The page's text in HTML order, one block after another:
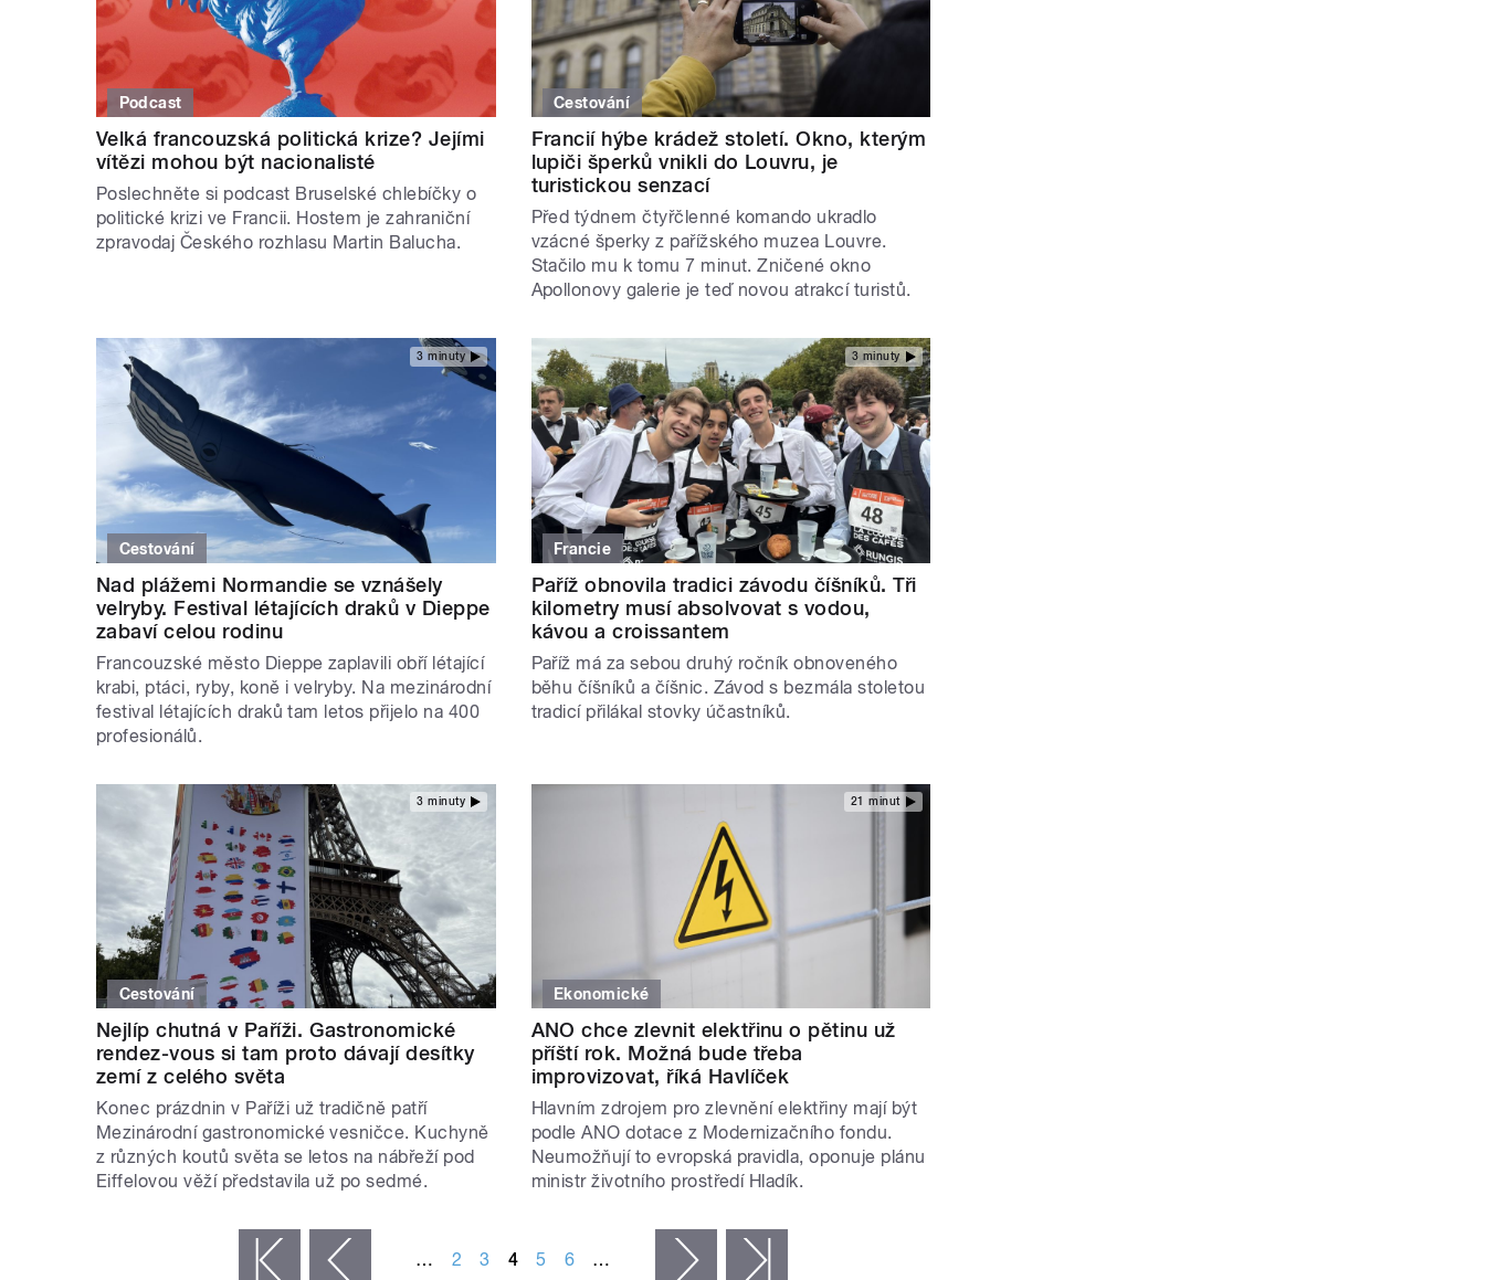
Podcast
Velká francouzská politická krize? Jejími
vítězi mohou být nacionalisté
Poslechněte si podcast Bruselské chlebíčky o
politické krizi ve Francii. Hostem je zahraniční
zpravodaj Českého rozhlasu Martin Balucha.
Cestování
Francií hýbe krádež století. Okno, kterým
lupiči šperků vnikli do Louvru, je
turistickou senzací
Před týdnem čtyřčlenné komando ukradlo
vzácné šperky z pařížského muzea Louvre.
Stačilo mu k tomu 7 minut. Zničené okno
Apollonovy galerie je teď novou atrakcí turistů.
3 minuty
Cestování
Nad plážemi Normandie se vznášely
velryby. Festival létajících draků v Dieppe
zabaví celou rodinu
Francouzské město Dieppe zaplavili obří létající
krabi, ptáci, ryby, koně i velryby. Na mezinárodní
festival létajících draků tam letos přijelo na 400
profesionálů.
3 minuty
Francie
Paříž obnovila tradici závodu číšníků. Tři
kilometry musí absolvovat s vodou,
kávou a croissantem
Paříž má za sebou druhý ročník obnoveného
běhu číšníků a číšnic. Závod s bezmála stoletou
tradicí přilákal stovky účastníků.
3 minuty
Cestování
Nejlíp chutná v Paříži. Gastronomické
rendez-vous si tam proto dávají desítky
zemí z celého světa
Konec prázdnin v Paříži už tradičně patří
Mezinárodní gastronomické vesničce. Kuchyně
z různých koutů světa se letos na nábřeží pod
Eiffelovou věží představila už po sedmé.
21 minut
Ekonomické
ANO chce zlevnit elektřinu o pětinu už
příští rok. Možná bude třeba
improvizovat, říká Havlíček
Hlavním zdrojem pro zlevnění elektřiny mají být
podle ANO dotace z Modernizačního fondu.
Neumožňují to evropská pravidla, oponuje plánu
ministr životního prostředí Hladík.
‹ předchozí … 2 3 4 5 6 … následující ›